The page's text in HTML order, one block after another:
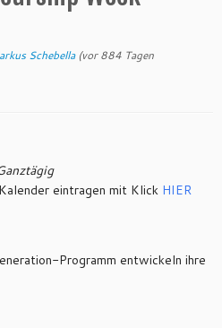
Schebella(vor 884 Tagen
eintragen mit Klick HIER
Programm entwickeln ihre